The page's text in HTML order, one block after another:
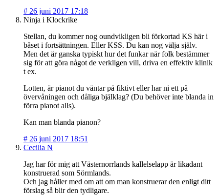
# 26 juni 2017 17:18
Ninja i Klockrike
Stellan, du kommer nog oundvikligen bli förkortad KS här i
båset i fortsättningen. Eller KSS. Du kan nog välja själv.
Men det är ganska typiskt hur det funkar när folk bestämmer
sig för att göra något de verkligen vill, driva en effektiv klinik
t ex.
Lotten, är pianot du väntar på fiktivt eller har ni ett på
övervåningen och dåliga bjälklag? (Du behöver inte blanda in
förra pianot alls).
Kan man blanda pianon?
# 26 juni 2017 18:51
Cecilia N
Jag har för mig att Västernorrlands kallelselapp är likadant
konstruerad som Sörmlands.
Och jag håller med om att om man konstruerar den enligt ditt
förslag så blir den tydligare.